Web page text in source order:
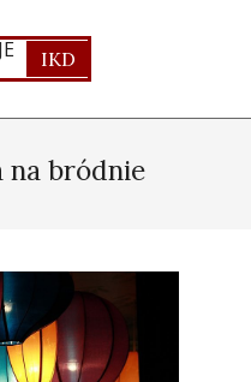
IKD
na bródnie